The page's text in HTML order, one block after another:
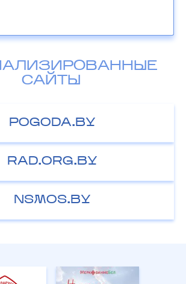
САЙТЫ
POGODA.BY
RAD.ORG.BY
NSMOS.BY